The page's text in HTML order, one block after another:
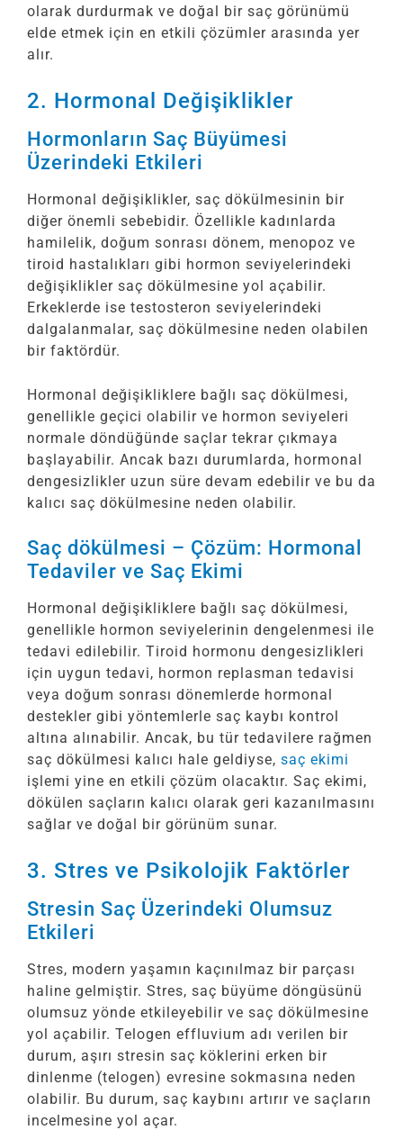
olarak durdurmak ve doğal bir saç görünümü
elde etmek için en etkili çözümler arasında yer
alır.
2. Hormonal Değişiklikler
Hormonların Saç Büyümesi
Üzerindeki Etkileri
Hormonal değişiklikler, saç dökülmesinin bir
diğer önemli sebebidir. Özellikle kadınlarda
hamilelik, doğum sonrası dönem, menopoz ve
tiroid hastalıkları gibi hormon seviyelerindeki
değişiklikler saç dökülmesine yol açabilir.
Erkeklerde ise testosteron seviyelerindeki
dalgalanmalar, saç dökülmesine neden olabilen
bir faktördür.
Hormonal değişikliklere bağlı saç dökülmesi,
genellikle geçici olabilir ve hormon seviyeleri
normale döndüğünde saçlar tekrar çıkmaya
başlayabilir. Ancak bazı durumlarda, hormonal
dengesizlikler uzun süre devam edebilir ve bu da
kalıcı saç dökülmesine neden olabilir.
Saç dökülmesi – Çözüm: Hormonal
Tedaviler ve Saç Ekimi
Hormonal değişikliklere bağlı saç dökülmesi,
genellikle hormon seviyelerinin dengelenmesi ile
tedavi edilebilir. Tiroid hormonu dengesizlikleri
için uygun tedavi, hormon replasman tedavisi
veya doğum sonrası dönemlerde hormonal
destekler gibi yöntemlerle saç kaybı kontrol
altına alınabilir. Ancak, bu tür tedavilere rağmen
saç dökülmesi kalıcı hale geldiyse, saç ekimi
işlemi yine en etkili çözüm olacaktır. Saç ekimi,
dökülen saçların kalıcı olarak geri kazanılmasını
sağlar ve doğal bir görünüm sunar.
3. Stres ve Psikolojik Faktörler
Stresin Saç Üzerindeki Olumsuz
Etkileri
Stres, modern yaşamın kaçınılmaz bir parçası
haline gelmiştir. Stres, saç büyüme döngüsünü
olumsuz yönde etkileyebilir ve saç dökülmesine
yol açabilir. Telogen effluvium adı verilen bir
durum, aşırı stresin saç köklerini erken bir
dinlenme (telogen) evresine sokmasına neden
olabilir. Bu durum, saç kaybını artırır ve saçların
incelmesine yol açar.